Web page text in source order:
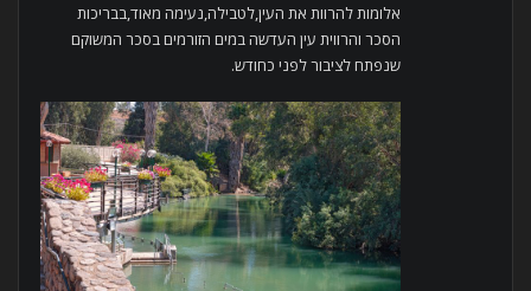
אלומות להרוות את העין,לטבילה,נעימה מאוד,בבריכות
הסכר והרווית עין העדשה במים הזורמים בסכר המשוקם
שנפתח לציבור לפני כחודש.